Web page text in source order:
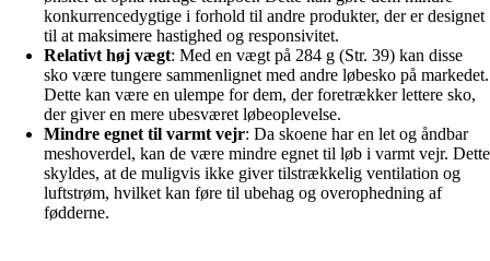
konkurrencedygtige i forhold til andre produkter, der er designet
til at maksimere hastighed og responsivitet.
Relativt høj vægt: Med en vægt på 284 g (Str. 39) kan disse
sko være tungere sammenlignet med andre løbesko på markedet.
Dette kan være en ulempe for dem, der foretrækker lettere sko,
der giver en mere ubesværet løbeoplevelse.
Mindre egnet til varmt vejr: Da skoene har en let og åndbar
meshoverdel, kan de være mindre egnet til løb i varmt vejr. Dette
skyldes, at de muligvis ikke giver tilstrækkelig ventilation og
luftstrøm, hvilket kan føre til ubehag og overophedning af
fødderne.